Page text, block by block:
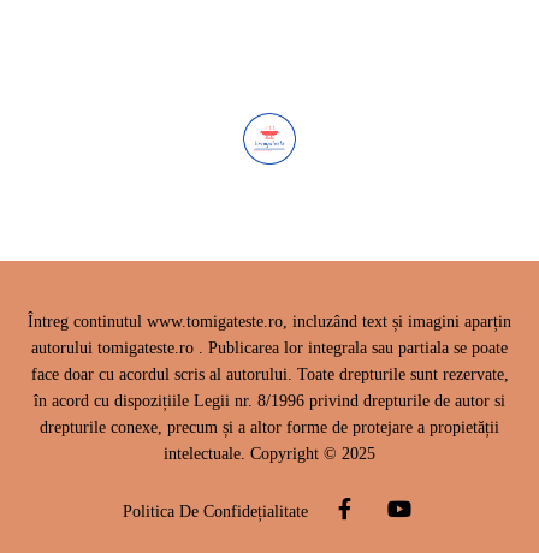
Politica De Confidețialitate
Întreg continutul www.tomigateste.ro, incluzând text și imagini aparțin
autorului tomigateste.ro . Publicarea lor integrala sau partiala se poate
face doar cu acordul scris al autorului. Toate drepturile sunt rezervate,
în acord cu dispozițiile Legii nr. 8/1996 privind drepturile de autor si
drepturile conexe, precum și a altor forme de protejare a propietății
intelectuale. Copyright © 2025